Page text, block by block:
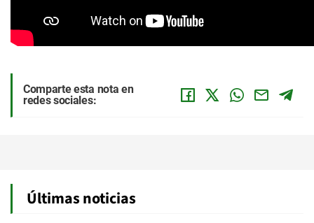
Comparte esta nota en
redes sociales:
Últimas noticias